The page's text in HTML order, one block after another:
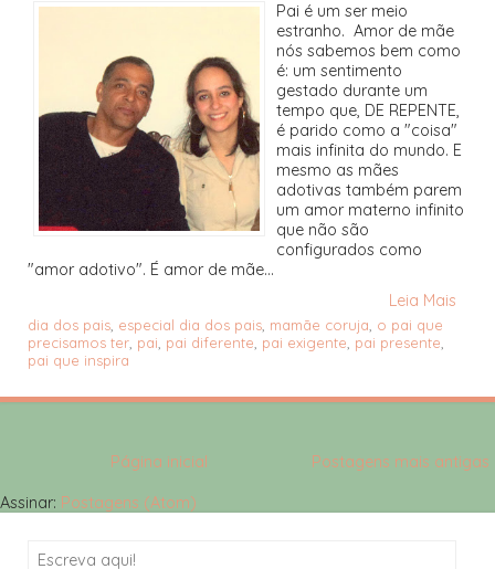
Pai é um ser meio
estranho. Amor de mãe
nós sabemos bem como
é: um sentimento
gestado durante um
tempo que, DE REPENTE,
é parido como a "coisa"
mais infinita do mundo. E
mesmo as mães
adotivas também parem
um amor materno infinito
que não são
configurados como
"amor adotivo". É amor de mãe...
Leia Mais
dia dos pais, especial dia dos pais, mamãe coruja, o pai que
precisamos ter, pai, pai diferente, pai exigente, pai presente,
pai que inspira
Postagens mais antigas
Página inicial
Assinar: Postagens (Atom)
Search